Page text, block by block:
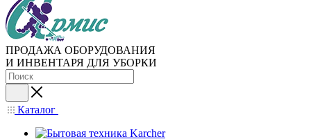
ПРОДАЖА ОБОРУДОВАНИЯ
И ИНВЕНТАРЯ ДЛЯ УБОРКИ
Каталог